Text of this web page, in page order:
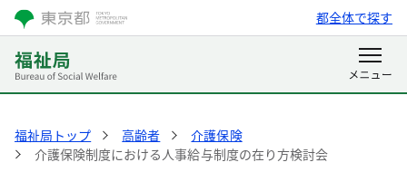
都全体で探す
福祉局トップ 高齢者
介護保険
介護保険制度における人事給与制度の在り方検討会